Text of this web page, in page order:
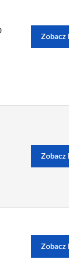
Zobacz
Zobacz
Zobacz